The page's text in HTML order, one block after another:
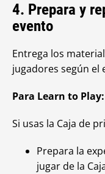
4. Prepara y
evento
Entrega los
jugadores según el
Para Learn to Play:
Si usas la Caja de
Prepara la
jugar de la